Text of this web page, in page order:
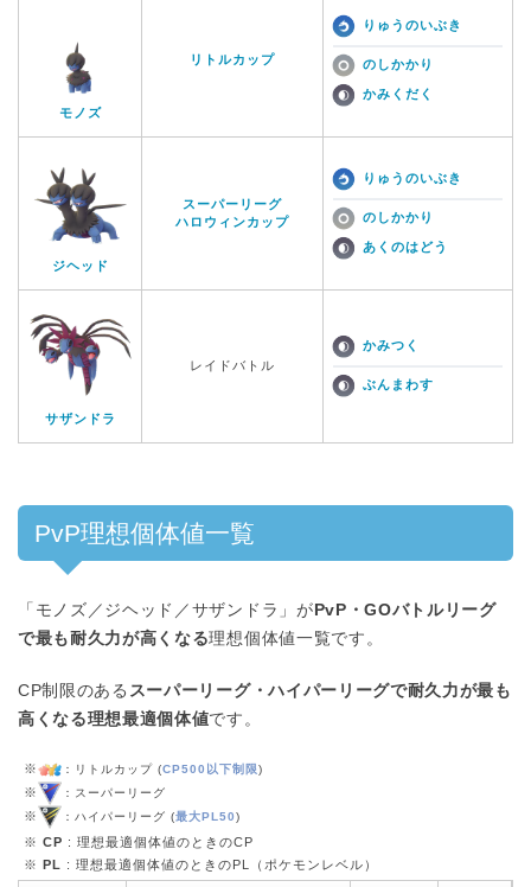
モノズ
リトルカップ
りゅうのいぶき
のしかかり
かみくだく
ジヘッド
スーパーリーグ
ハロウィンカップ
りゅうのいぶき
のしかかり
あくのはどう
サザンドラ
レイドバトル
かみつく
ぶんまわす
PvP理想個体値一覧
「モノズ／ジヘッド／サザンドラ」が PvP・GOバトルリーグ
で最も耐久力が高くなる理想個体値一覧です。
CP制限のある スーパーリーグ・ハイパーリーグで耐久力が最も
高くなる理想最適個体値です。
※ ：リトルカップ (CP500以下制限)
※ ：スーパーリーグ
※ ：ハイパーリーグ (最大PL50)
※ CP : 理想最適個体値のときのCP
※
PL : 理想最適個体値のときのPL（ポケモンレベル）